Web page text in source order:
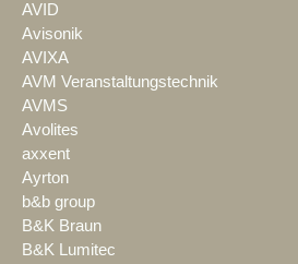
AVID
Avisonik
AVIXA
AVM Veranstaltungstechnik
AVMS
Avolites
axxent
Ayrton
b&b group
B&K Braun
B&K Lumitec